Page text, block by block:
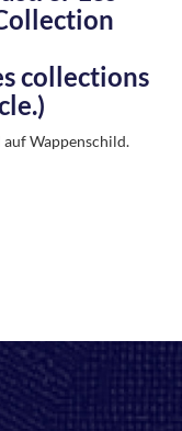
collections
Wappenschild.